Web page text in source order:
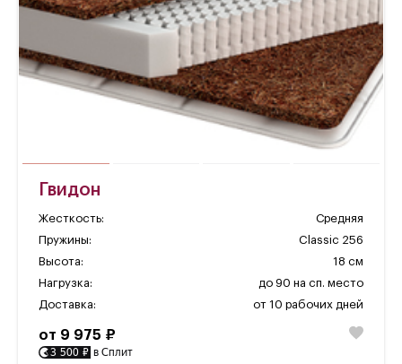
Гвидон
Жесткость:
Средняя
Пружины:
Classic 256
Высота:
18 см
Нагрузка:
до 90 на сп. место
Доставка:
от 10 рабочих дней
от 9 975 ₽
3 500 ₽ в Сплит